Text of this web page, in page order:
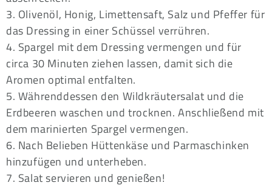
3. Olivenöl, Honig, Limettensaft, Salz und Pfeffer für
das Dressing in einer Schüssel verrühren.
4. Spargel mit dem Dressing vermengen und für
circa 30 Minuten ziehen lassen, damit sich die
Aromen optimal entfalten.
5. Währenddessen den Wildkräutersalat und die
Erdbeeren waschen und trocknen. Anschließend mit
dem marinierten Spargel vermengen.
6. Nach Belieben Hüttenkäse und Parmaschinken
hinzufügen und unterheben.
7. Salat servieren und genießen!